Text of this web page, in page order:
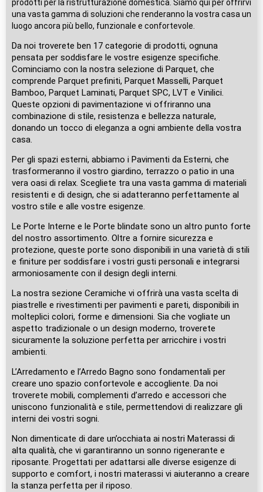
prodotti per la ristrutturazione domestica. Siamo qui per offrirvi
una vasta gamma di soluzioni che renderanno la vostra casa un
luogo ancora più bello, funzionale e confortevole.
Da noi troverete ben 17 categorie di prodotti, ognuna
pensata per soddisfare le vostre esigenze specifiche.
Cominciamo con la nostra selezione di Parquet, che
comprende Parquet prefiniti, Parquet Masselli, Parquet
Bamboo, Parquet Laminati, Parquet SPC, LVT e Vinilici.
Queste opzioni di pavimentazione vi offriranno una
combinazione di stile, resistenza e bellezza naturale,
donando un tocco di eleganza a ogni ambiente della vostra
casa.
Per gli spazi esterni, abbiamo i Pavimenti da Esterni, che
trasformeranno il vostro giardino, terrazzo o patio in una
vera oasi di relax. Scegliete tra una vasta gamma di materiali
resistenti e di design, che si adatteranno perfettamente al
vostro stile e alle vostre esigenze.
Le Porte Interne e le Porte blindate sono un altro punto forte
del nostro assortimento. Oltre a fornire sicurezza e
protezione, queste porte sono disponibili in una varietà di stili
e finiture per soddisfare i vostri gusti personali e integrarsi
armoniosamente con il design degli interni.
La nostra sezione Ceramiche vi offrirà una vasta scelta di
piastrelle e rivestimenti per pavimenti e pareti, disponibili in
molteplici colori, forme e dimensioni. Sia che vogliate un
aspetto tradizionale o un design moderno, troverete
sicuramente la soluzione perfetta per arricchire i vostri
ambienti.
L’Arredamento e l’Arredo Bagno sono fondamentali per
creare uno spazio confortevole e accogliente. Da noi
troverete mobili, complementi d’arredo e accessori che
uniscono funzionalità e stile, permettendovi di realizzare gli
interni dei vostri sogni.
Non dimenticate di dare un’occhiata ai nostri Materassi di
alta qualità, che vi garantiranno un sonno rigenerante e
riposante. Progettati per adattarsi alle diverse esigenze di
supporto e comfort, i nostri materassi vi aiuteranno a creare
la stanza perfetta per il riposo.